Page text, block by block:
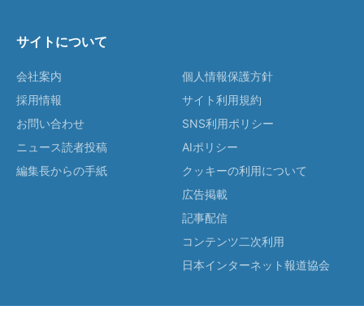
サイトについて
会社案内
採用情報
お問い合わせ
ニュース読者投稿
編集長からの手紙
個人情報保護方針
サイト利用規約
SNS利用ポリシー
AIポリシー
クッキーの利用について
広告掲載
記事配信
コンテンツ二次利用
日本インターネット報道協会